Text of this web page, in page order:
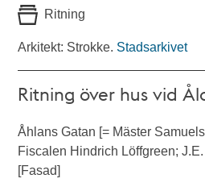
Ritning
Arkitekt: Strokke. Stadsarkivet
Ritning över hus vid
Åhlans Gatan [= Mäster
Fiscalen Hindrich Löffgreen;
[Fasad]